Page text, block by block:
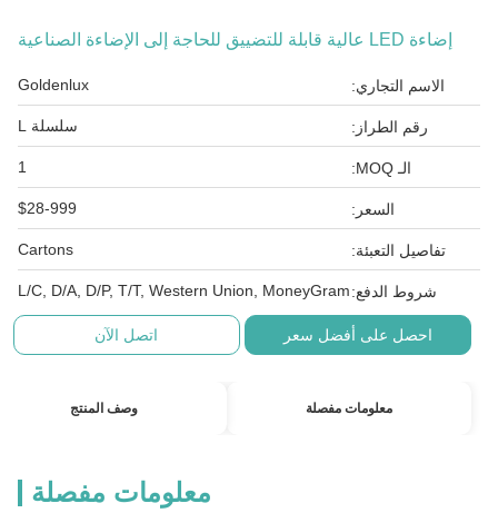
إضاءة LED عالية قابلة للتضييق للحاجة إلى الإضاءة الصناعية
الاسم التجاري: Goldenlux
رقم الطراز: سلسلة L
الـ MOQ: 1
السعر: $28-999
تفاصيل التعبئة: Cartons
شروط الدفع:L/C, D/A, D/P, T/T, Western Union, MoneyGram
احصل على أفضل سعر اتصل الآن
معلومات مفصلة وصف المنتج
معلومات مفصلة